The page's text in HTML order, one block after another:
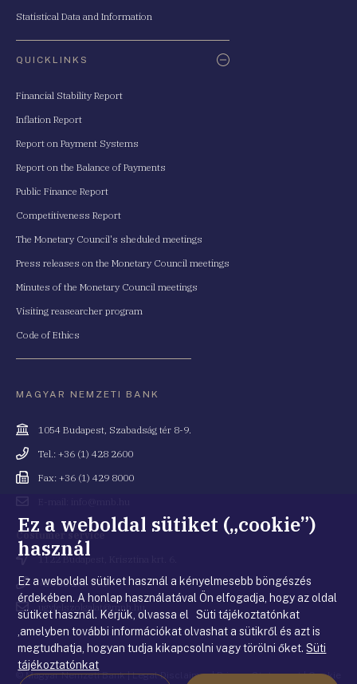
Statistical Data and Information
QUICKLINKS
Financial Stability Report
Inflation Report
Report on Payment Systems
Report on the Balance of Payments
Public Finance Report
Competitiveness Report
The Monetary Council's sheduled meetings
Press releases on the Monetary Council meetings
Minutes of the Monetary Council meetings
Visiting reasearcher program
Code of Ethics
MAGYAR NEMZETI BANK
Cím
1054 Budapest, Szabadság tér 8-9.
Telefonszám
Tel.: +36 (1) 428 2600
Fax
Fax: +36 (1) 429 8000
cím
Costumer service
Cím 1122 Budapest, Krisztina krt. 6.
Telefonszám
+36 80 203 776
cím
ugyfelszolgalat@mnb.hu
© Magyar Nemzeti Bank|Legal Disclaimer|Privacy Statement|Cookie
Ez a weboldal sütiket („cookie”)
használ
Ez a weboldal sütiket használ a kényelmesebb böngészés
érdekében. A honlap használatával Ön elfogadja, hogy az oldal
sütiket használ. Kérjük, olvassa el Süti tájékoztatónkat
,amelyben további információkat olvashat a sütikről és azt is
megtudhatja, hogyan tudja kikapcsolni vagy törölni őket.Süti
tájékoztatónkat